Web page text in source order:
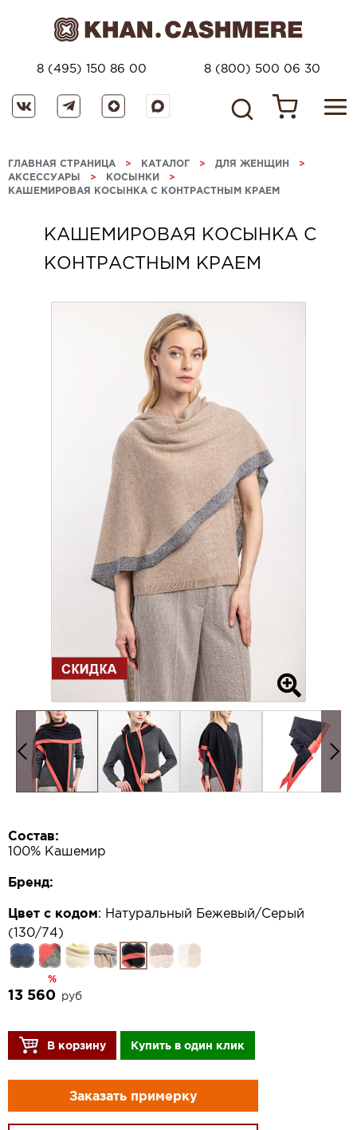
8 (495) 150 86 00 8 (800) 500 06 30
ГЛАВНАЯ СТРАНИЦА > КАТАЛОГ > ДЛЯ ЖЕНЩИН >
АКСЕССУАРЫ > КОСЫНКИ >
КАШЕМИРОВАЯ КОСЫНКА С КОНТРАСТНЫМ КРАЕМ
КАШЕМИРОВАЯ КОСЫНКА С
КОНТРАСТНЫМ КРАЕМ
Состав:
100% Кашемир
Бренд:
Цвет с кодом: Натуральный Бежевый/Серый
(130/74)
%
13 560 руб
В корзину Купить в один клик
Заказать примерку